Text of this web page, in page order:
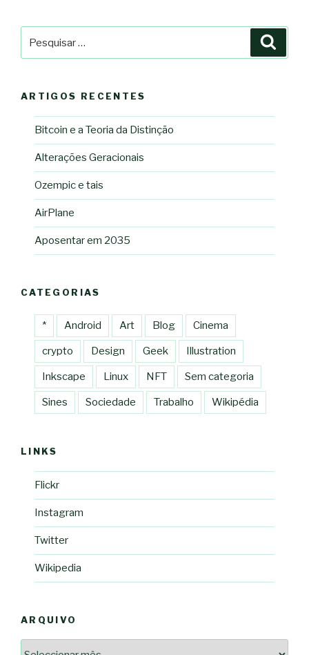
ARTIGOS RECENTES
Bitcoin e a Teoria da Distinção
Alterações Geracionais
Ozempic e tais
AirPlane
Aposentar em 2035
CATEGORIAS
* Android Art Blog Cinema
crypto Design Geek Illustration
Inkscape Linux NFT Sem categoria
Sines Sociedade Trabalho Wikipédia
LINKS
Flickr
Instagram
Twitter
Wikipedia
ARQUIVO